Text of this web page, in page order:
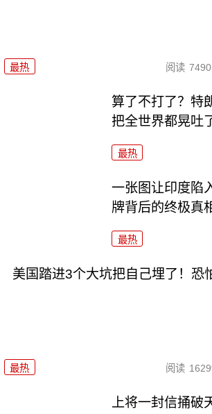
最热 阅读 7490
算了不打了？特
把全世界都晃吐
最热
一张图让印度陷
牌背后的终极真
最热
美国踏进3个大坑把自己埋了！恐
最热 阅读
上将一封信捅破